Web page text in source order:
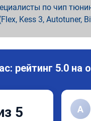
по чип
Kess 3, Autotuner,
рейтинг 5.0 на
5 A